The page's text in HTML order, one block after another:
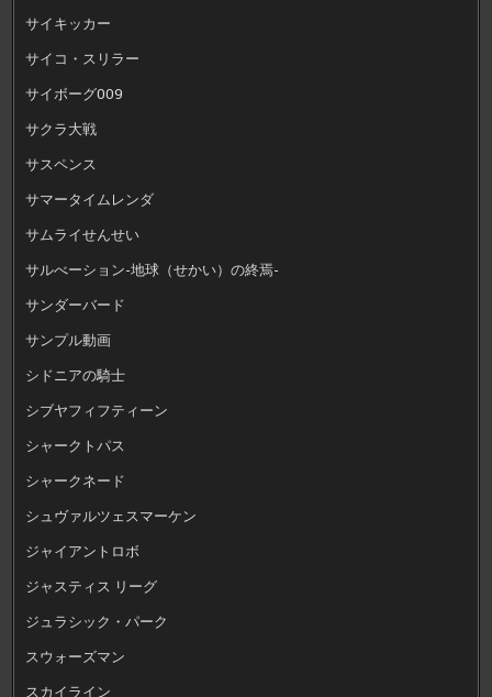
サイキッカー
サイコ・スリラー
サイボーグ009
サクラ大戦
サスペンス
サマータイムレンダ
サムライせんせい
サルべーション-地球（せかい）の終焉-
サンダーバード
サンプル動画
シドニアの騎士
シブヤフィフティーン
シャークトパス
シャークネード
シュヴァルツェスマーケン
ジャイアントロボ
ジャスティス リーグ
ジュラシック・パーク
スウォーズマン
スカイライン